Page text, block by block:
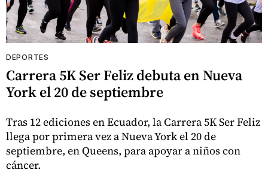
DEPORTES
Carrera 5K Ser Feliz debuta en Nueva
York el 20 de septiembre
Tras 12 ediciones en Ecuador, la Carrera 5K Ser Feliz
llega por primera vez a Nueva York el 20 de
septiembre, en Queens, para apoyar a niños con
cáncer.